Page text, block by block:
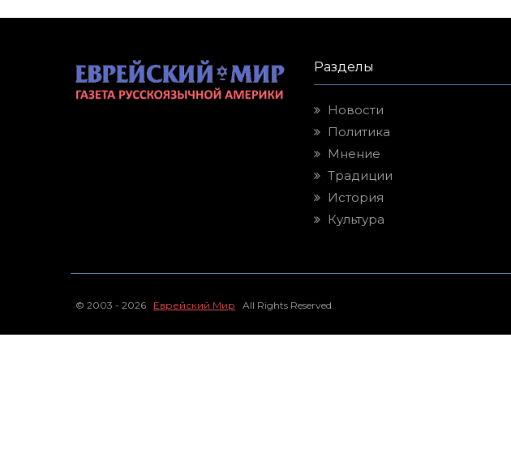
Разделы
Новости
Политика
Мнение
Традиции
История
Культура
© 2003 - 2026 Еврейский Мир All Rights Reserved.